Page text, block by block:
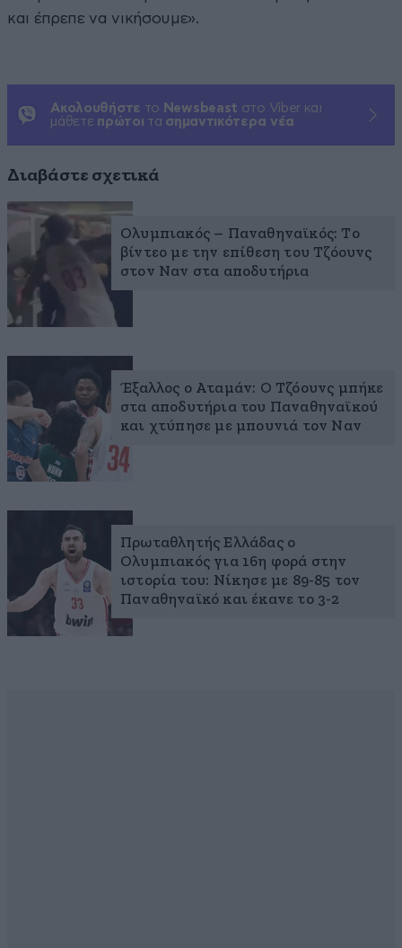
και έπρεπε να νικήσουμε».
Ακολουθήστε το Newsbeast στο Viber και
μάθετε πρώτοι τα σημαντικότερα νέα
Διαβάστε σχετικά
Ολυμπιακός – Παναθηναϊκός: Το
βίντεο με την επίθεση του Τζόουνς
στον Ναν στα αποδυτήρια
Έξαλλος ο Αταμάν: Ο Τζόουνς μπήκε
στα αποδυτήρια του Παναθηναϊκού
και χτύπησε με μπουνιά τον Ναν
Πρωταθλητής Ελλάδας ο
Ολυμπιακός για 16η φορά στην
ιστορία του: Νίκησε με 89-85 τον
Παναθηναϊκό και έκανε το 3-2